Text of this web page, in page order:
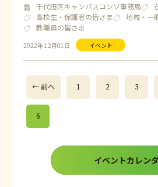
2022年 12月01日 イベント
千代田区キャンパスコンソ事務局
高校生・保護者の皆さま
地域・一
教職員の皆さま
← 前へ 1 2 3
6
イベントカレン